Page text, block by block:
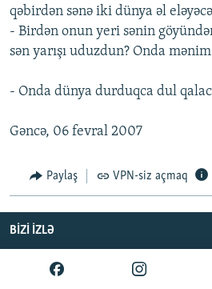
qəbirdən sənə iki dünya əl
- Birdən onun yeri sənin
sən yarışı uduzdun? Onda
- Onda dünya durduqca dul
Gəncə, 06 fevral 2007
Paylaş VPN-siz açmaq
BIZI IZLƏ